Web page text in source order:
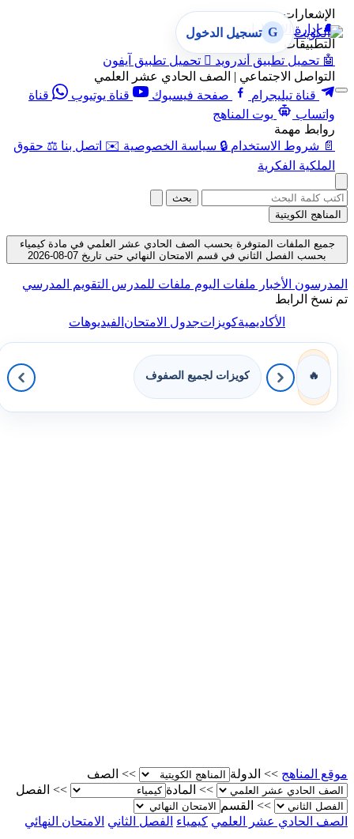
الإشعارات
🔔 إدارة الإشعارات
التطبيقات
🤖 تحميل تطبيق أندرويد  تحميل تطبيق آيفون
التواصل الاجتماعي | الصف الحادي عشر العلمي
قناة تيليجرام
صفحة فيسبوك قناة يوتيوب
قناة
واتساب
بوت المناهج
روابط مهمة
📄 شروط الاستخدام 🔒 سياسة الخصوصية ✉️ اتصل بنا ⚖️ حقوق
الملكية الفكرية
G تسجيل الدخول
بحث
المناهج الكويتية
جميع الملفات المتوفرة بحسب الصف الحادي عشر العلمي في مادة كيمياء
بحسب الفصل الثاني في قسم الامتحان النهائي حتى تاريخ 07-08-2026
المدرسون الأخبار ملفات اليوم ملفات للمدرس التقويم المدرسي
تم نسخ الرابط
الأكاديميةكويزاتجدول الامتحانالفيديوهات
🔥 كويزات لجميع الصفوف
موقع المناهج >> الدولة >>
الصف
>>
المادة >>
الفصل
>>
القسم
الصف الحادي عشر العلمي كيمياء الفصل الثاني الامتحان النهائي